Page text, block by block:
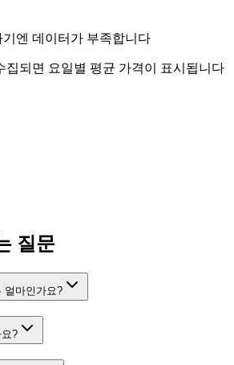
엔 데이터가 부족합니다
집되면 요일별 평균 가격이 표시됩니다
질문
얼마인가요?
?